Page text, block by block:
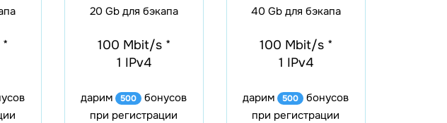
*
20 Gb для бэкапа
100 Mbit/s *
1 IPv4
дарим 500
бонусов
при регистрации
40 Gb для бэкапа
100 Mbit/s *
1 IPv4
дарим 500
бонусов
при регистрации